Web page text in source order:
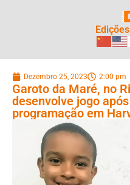
Dezembro 25, 2023 2:00 pm
Garoto da Maré, no
desenvolve jogo
programação em